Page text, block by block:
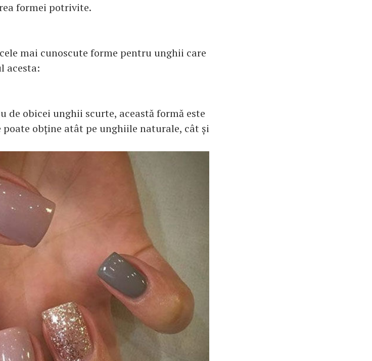
formei potrivite.
mai cunoscute forme pentru unghii care
acesta:
de obicei unghii scurte, această formă este
poate obține atât pe unghiile naturale, cât și